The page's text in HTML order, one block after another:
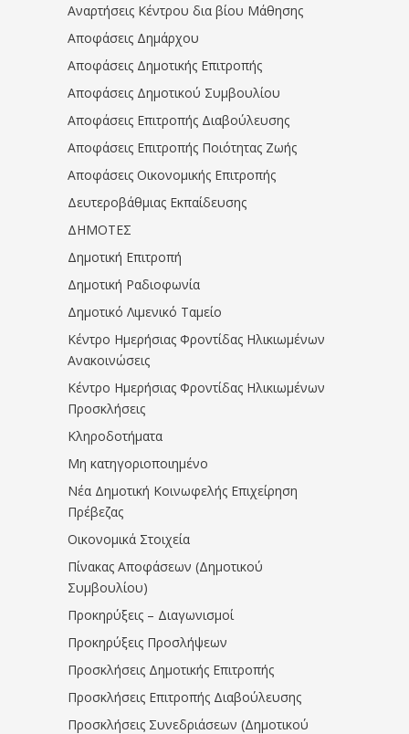
Αναρτήσεις Κέντρου δια βίου Μάθησης
Αποφάσεις Δημάρχου
Αποφάσεις Δημοτικής Επιτροπής
Αποφάσεις Δημοτικού Συμβουλίου
Αποφάσεις Επιτροπής Διαβούλευσης
Αποφάσεις Επιτροπής Ποιότητας Ζωής
Αποφάσεις Οικονομικής Επιτροπής
Δευτεροβάθμιας Εκπαίδευσης
ΔΗΜΟΤΕΣ
Δημοτική Επιτροπή
Δημοτική Ραδιοφωνία
Δημοτικό Λιμενικό Ταμείο
Κέντρο Ημερήσιας Φροντίδας Ηλικιωμένων
Ανακοινώσεις
Κέντρο Ημερήσιας Φροντίδας Ηλικιωμένων
Προσκλήσεις
Κληροδοτήματα
Μη κατηγοριοποιημένο
Νέα Δημοτική Κοινωφελής Επιχείρηση
Πρέβεζας
Οικονομικά Στοιχεία
Πίνακας Αποφάσεων (Δημοτικού
Συμβουλίου)
Προκηρύξεις – Διαγωνισμοί
Προκηρύξεις Προσλήψεων
Προσκλήσεις Δημοτικής Επιτροπής
Προσκλήσεις Επιτροπής Διαβούλευσης
Προσκλήσεις Συνεδριάσεων (Δημοτικού